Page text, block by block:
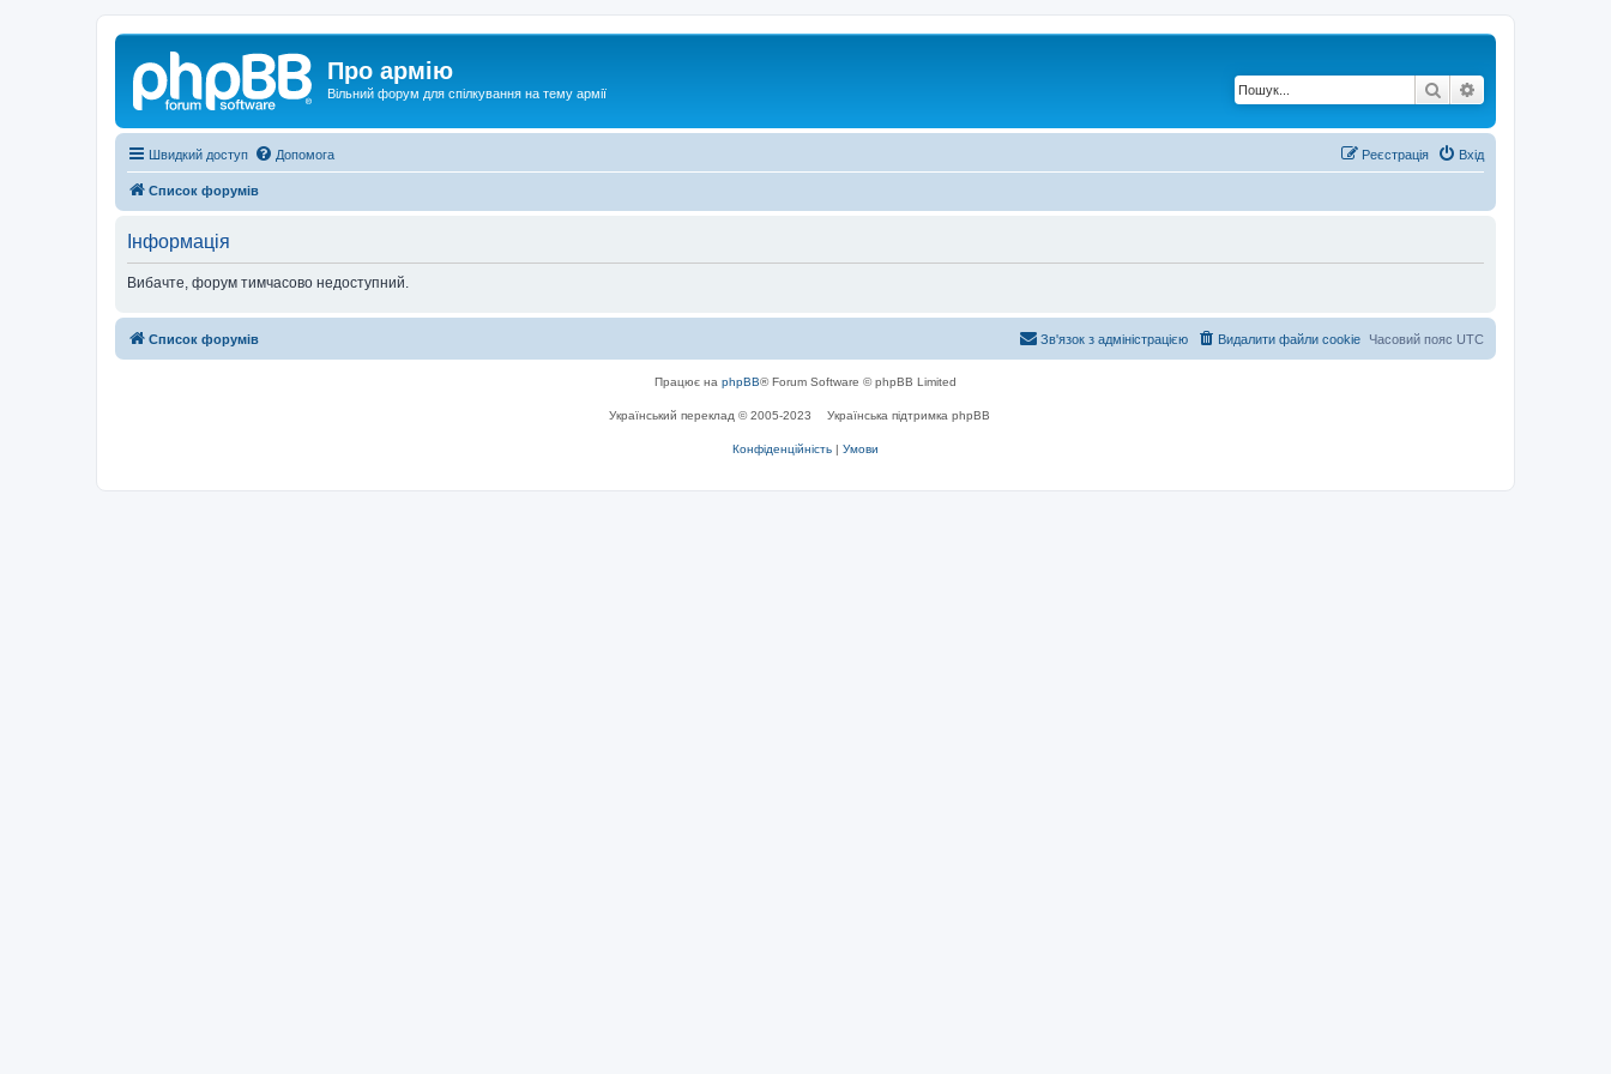
Про армію
Вільний форум для спілкування на тему армії Пошук
Швидкий доступ Допомога Вхід
Реєстрація
Список форумів
Інформація
Вибачте, форум тимчасово недоступний.
Список форумів Часовий пояс UTC
Видалити файли cookie
Зв'язок з адміністрацією
Працює на phpBB® Forum Software © phpBB Limited
Український переклад © 2005-2023 Українська підтримка phpBB
Конфіденційність | Умови